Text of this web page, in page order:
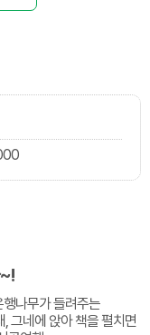
나무가 들려주는
그네에 앉아 책을 펼치면